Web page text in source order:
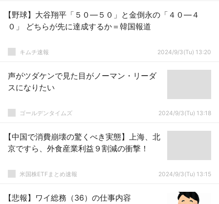
【野球】大谷翔平「５０―５０」と金倒永の「４０―４
０」 どちらが先に達成するか＝韓国報道
キムチ速報 2024/9/3(Tu) 13:20
声がツダケンで見た目がノーマン・リーダ
スになりたい
ゴールデンタイムズ 2024/9/3(Tu) 13:18
【中国で消費崩壊の驚くべき実態】上海、北
京ですら、外食産業利益９割減の衝撃！
米国株ETFまとめ速報 2024/9/3(Tu) 13:15
【悲報】ワイ総務（36）の仕事内容